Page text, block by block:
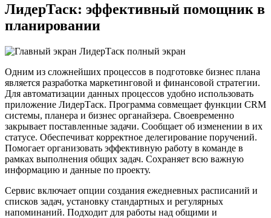
ЛидерТаск: эффективный помощник в
планировании
Одним из сложнейших процессов в подготовке бизнес плана
является разработка маркетинговой и финансовой стратегии.
Для автоматизации данных процессов удобно использовать
приложение ЛидерТаск. Программа совмещает функции CRM
системы, планера и бизнес органайзера. Своевременно
закрывает поставленные задачи. Сообщает об изменении в их
статусе. Обеспечиват корректное делегирование поручений.
Помогает организовать эффективную работу в команде в
рамках выполнения общих задач. Сохраняет всю важную
информацию и данные по проекту.
Сервис включает опции создания ежедневных расписаний и
списков задач, установку стандартных и регулярных
напоминаний. Подходит для работы над общими и